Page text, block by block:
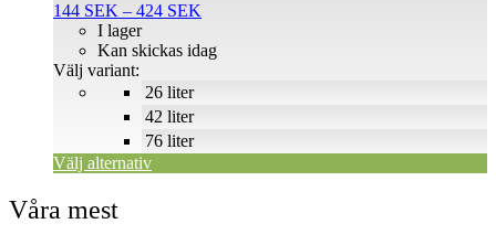
144 SEK – 424 SEK
till
26 liter
42 liter
76 liter
I lager
Kan skickas idag
Välj variant:
Välj alternativ
varianter.
olika
alternativen
produktsidan
Våra mest